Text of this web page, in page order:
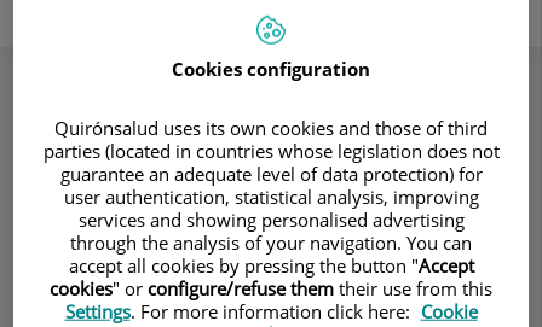
Centre Cardiología Pediàtrica i Fetal - Dr. Miquel Rissech
Pruebas diagnósticas
Consultorio
Centre Cardiología
Pediàtrica i Fetal -
Cookies configuration
Quirónsalud uses its own cookies and those of third
parties (located in countries whose legislation does not
guarantee an adequate level of data protection) for
user authentication, statistical analysis, improving
services and showing personalised advertising
through the analysis of your navigation. You can
accept all cookies by pressing the button "Accept
cookies" or configure/refuse them their use from this
Settings. For more information click here: Cookie